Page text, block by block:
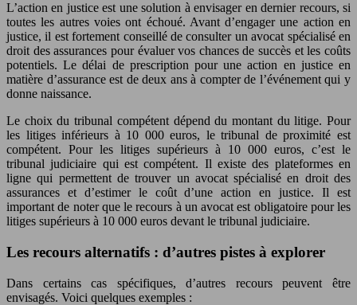
L’action en justice est une solution à envisager en dernier recours, si
toutes les autres voies ont échoué. Avant d’engager une action en
justice, il est fortement conseillé de consulter un avocat spécialisé en
droit des assurances pour évaluer vos chances de succès et les coûts
potentiels. Le délai de prescription pour une action en justice en
matière d’assurance est de deux ans à compter de l’événement qui y
donne naissance.
Le choix du tribunal compétent dépend du montant du litige. Pour
les litiges inférieurs à 10 000 euros, le tribunal de proximité est
compétent. Pour les litiges supérieurs à 10 000 euros, c’est le
tribunal judiciaire qui est compétent. Il existe des plateformes en
ligne qui permettent de trouver un avocat spécialisé en droit des
assurances et d’estimer le coût d’une action en justice. Il est
important de noter que le recours à un avocat est obligatoire pour les
litiges supérieurs à 10 000 euros devant le tribunal judiciaire.
Les recours alternatifs : d’autres pistes à explorer
Dans certains cas spécifiques, d’autres recours peuvent être
envisagés. Voici quelques exemples :